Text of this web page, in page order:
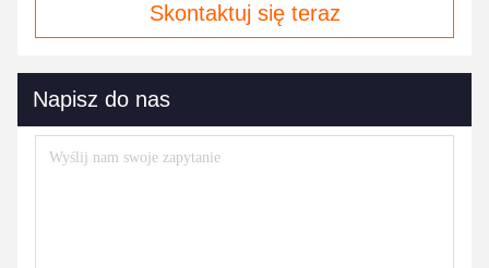
Skontaktuj się teraz
Napisz do nas